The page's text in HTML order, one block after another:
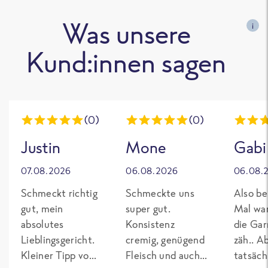
Was unsere
Kund:innen sagen
i
(0)
Justin
07.08.2026
Schmeckt richtig
gut, mein
absolutes
Lieblingsgericht.
Kleiner Tipp von
(0)
Mone
06.08.2026
Schmeckte uns
super gut.
Konsistenz
cremig, genügend
Fleisch und auch
Gabi
Also
Mal
die
zäh..